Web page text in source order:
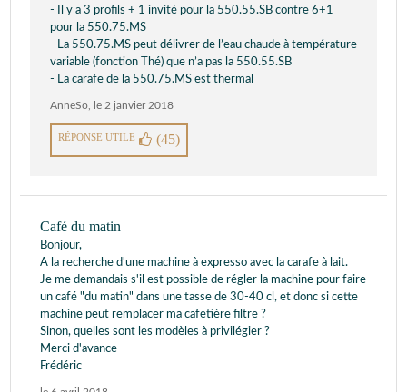
- Il y a 3 profils + 1 invité pour la 550.55.SB contre 6+1
pour la 550.75.MS
- La 550.75.MS peut délivrer de l’eau chaude à température
variable (fonction Thé) que n’a pas la 550.55.SB
- La carafe de la 550.75.MS est thermal
AnneSo le 2 janvier 2018
RÉPONSE UTILE (45)
Café du matin
Bonjour,
A la recherche d'une machine à expresso avec la carafe à lait.
Je me demandais s'il est possible de régler la machine pour faire
un café "du matin" dans une tasse de 30-40 cl, et donc si cette
machine peut remplacer ma cafetière filtre ?
Sinon, quelles sont les modèles à privilégier ?
Merci d'avance
Frédéric